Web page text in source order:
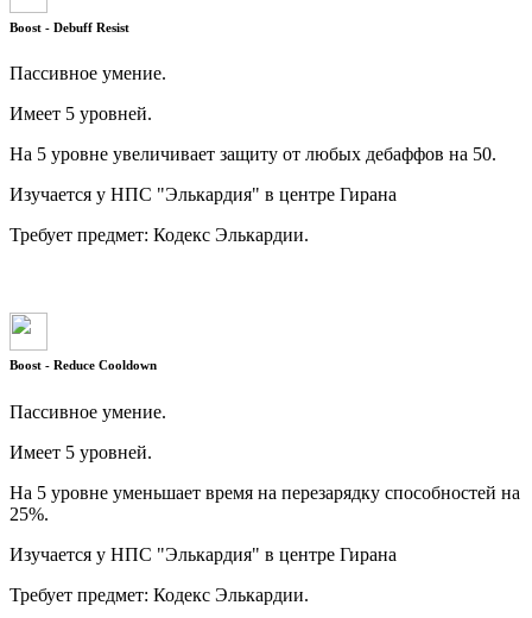
Boost - Debuff Resist
Пассивное умение.
Имеет 5 уровней.
На 5 уровне увеличивает защиту от любых дебаффов на 50.
Изучается у НПС "Элькардия" в центре Гирана
Требует предмет: Кодекс Элькардии.
Boost - Reduce Cooldown
Пассивное умение.
Имеет 5 уровней.
На 5 уровне уменьшает время на перезарядку способностей на
25%.
Изучается у НПС "Элькардия" в центре Гирана
Требует предмет: Кодекс Элькардии.